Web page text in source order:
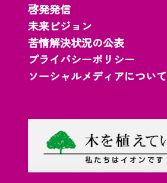
啓発発信
未来ビジョン
苦情解決状況の公表
プライバシーポリシー
ソーシャルメディアについて